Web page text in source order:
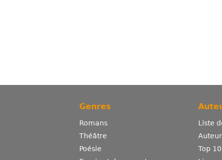
Genres
Romans
Théâtre
Poésie
Liste
Top